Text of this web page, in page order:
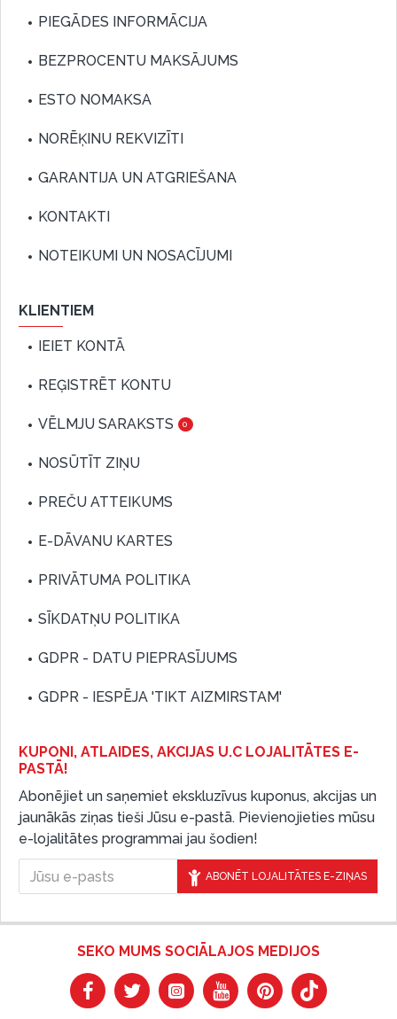
PIEGĀDES INFORMĀCIJA
BEZPROCENTU MAKSĀJUMS
ESTO NOMAKSA
NORĒĶINU REKVIZĪTI
GARANTIJA UN ATGRIEŠANA
KONTAKTI
NOTEIKUMI UN NOSACĪJUMI
KLIENTIEM
IEIET KONTĀ
REĢISTRĒT KONTU
VĒLMJU SARAKSTS 0
NOSŪTĪT ZIŅU
PREČU ATTEIKUMS
E-DĀVANU KARTES
PRIVĀTUMA POLITIKA
SĪKDATŅU POLITIKA
GDPR - DATU PIEPRASĪJUMS
GDPR - IESPĒJA 'TIKT AIZMIRSTAM'
KUPONI, ATLAIDES, AKCIJAS U.C LOJALITĀTES E-
PASTĀ!
Abonējiet un saņemiet ekskluzīvus kuponus, akcijas un
jaunākās ziņas tieši Jūsu e-pastā. Pievienojieties mūsu
e-lojalitātes programmai jau šodien!
ABONĒT LOJALITĀTES E-ZIŅAS
SEKO MUMS SOCIĀLAJOS MEDIJOS